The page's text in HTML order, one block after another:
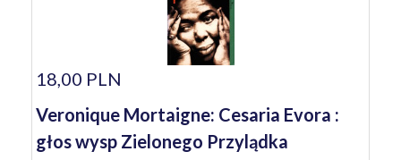
18,00 PLN
Veronique Mortaigne: Cesaria Evora :
głos wysp Zielonego Przylądka